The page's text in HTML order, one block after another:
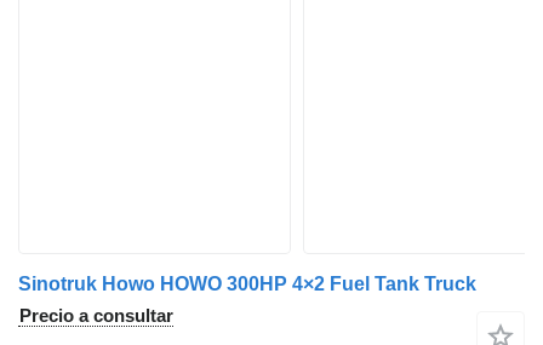
Sinotruk Howo HOWO 300HP 4×2 Fuel Tank Truck
Precio a consultar